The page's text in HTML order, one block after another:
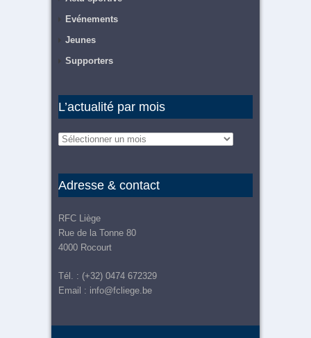
Evénements
Jeunes
Supporters
L’actualité par mois
Adresse & contact
RFC Liège
Rue de la Tonne 80
4000 Rocourt
Tél. : (+32) 0474 672329
Email : info@fcliege.be